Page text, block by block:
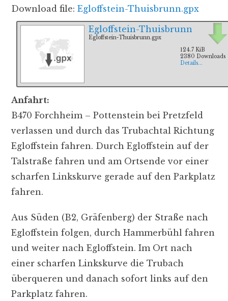
Download file: Egloffstein-Thuisbrunn.gpx
Egloffstein-Thuisbrunn
Egloffstein-Thuisbrunn.gpx
124.7 KiB
2380 Downloads
Details...
Anfahrt:
B470 Forchheim – Pottenstein bei Pretzfeld
verlassen und durch das Trubachtal Richtung
Egloffstein fahren. Durch Egloffstein auf der
Talstraße fahren und am Ortsende vor einer
scharfen Linkskurve gerade auf den Parkplatz
fahren.
Aus Süden (B2, Gräfenberg) der Straße nach
Egloffstein folgen, durch Hammerbühl fahren
und weiter nach Egloffstein. Im Ort nach
einer scharfen Linkskurve die Trubach
überqueren und danach sofort links auf den
Parkplatz fahren.